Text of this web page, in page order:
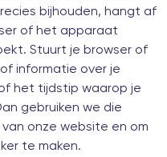
bijhouden, hangt af
of het apparaat
Stuurt je browser of
informatie over je
het tijdstip waarop je
gebruiken we die
onze website en om
te maken.